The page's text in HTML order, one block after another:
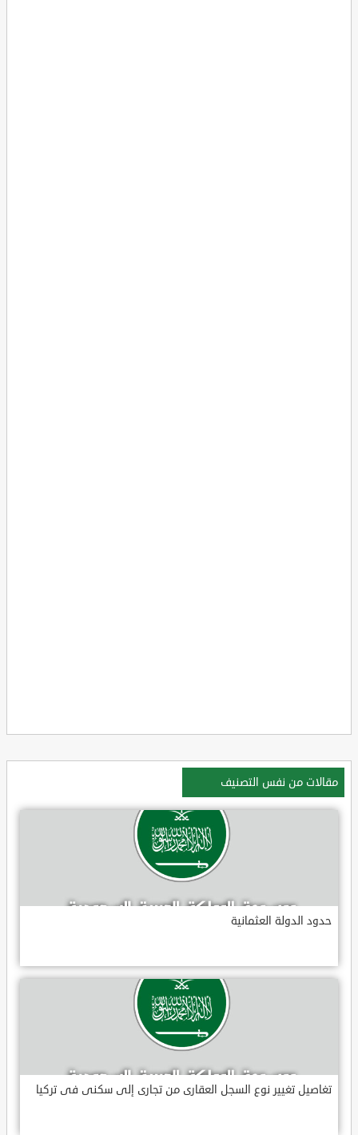
مقالات من نفس التصنيف
حدود الدولة العثمانية
تغاصيل تغيير نوع السجل العقارى من تجارى إلى سكنى فى تركيا